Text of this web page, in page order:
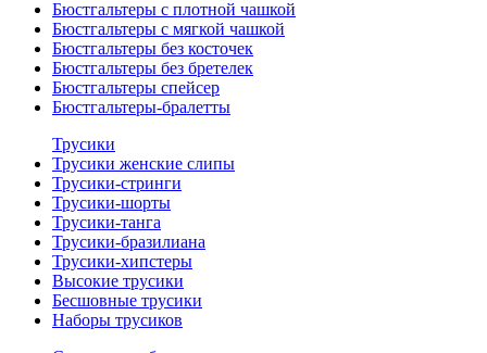
Бюстгальтеры с плотной чашкой
Бюстгальтеры с мягкой чашкой
Бюстгальтеры без косточек
Бюстгальтеры без бретелек
Бюстгальтеры спейсер
Бюстгальтеры-бралетты
Трусики
Трусики женские слипы
Трусики-стринги
Трусики-шорты
Трусики-танга
Трусики-бразилиана
Трусики-хипстеры
Высокие трусики
Бесшовные трусики
Наборы трусиков